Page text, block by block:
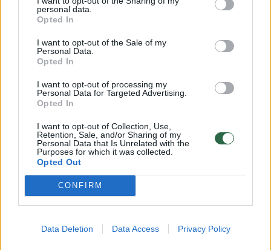
personal data.
Opted In
I want to opt-out of the Sale of my
Personal Data.
Opted In
I want to opt-out of processing my
Personal Data for Targeted Advertising.
Opted In
I want to opt-out of Collection, Use,
Retention, Sale, and/or Sharing of my
Personal Data that Is Unrelated with the
Purposes for which it was collected.
Opted Out
CONFIRM
Data Deletion Data Access Privacy Policy
„Kas nutiks mano numylėtai mergaitei, tokiai
baiminausi, kad per daug ją mylėjau.“
Pagaliau Victoire nutraukia savo
apmąstymus ir sako mums, kad „bučiniu
pažadino savo brangią dukrelę!“ Tačiau pati
Viktorija, dienoraštyje aprašydama tos
dienos įvykius, apie tai nė neužsimena. Tuo
metu bendravimą su motina ji apskritai jau
trynė iš atminties.